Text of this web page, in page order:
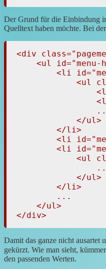
Der Grund für die Einbindung
Quelltext haben möchte. Bei
<div
<ul id="menu-
<li
<ul
            </ul>
        </li>
<li
<li
<ul
            </ul>
        </li>
        ...
    </ul>
</div>
Damit das ganze nicht ausartet
gekürzt. Wie man sieht,
den passenden Werten.